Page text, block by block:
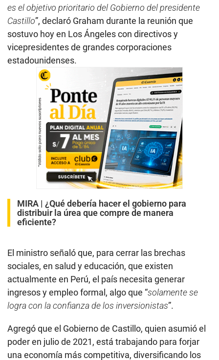
es el objetivo prioritario del Gobierno del presidente
Castillo”, declaró Graham durante la reunión que
sostuvo hoy en Los Ángeles con directivos y
vicepresidentes de grandes corporaciones
estadounidenses.
MIRA | ¿Qué debería hacer el gobierno para
distribuir la úrea que compre de manera
eficiente?
El ministro señaló que, para cerrar las brechas
sociales, en salud y educación, que existen
actualmente en Perú, el país necesita generar
ingresos y empleo formal, algo que “solamente se
logra con la confianza de los inversionistas”.
Agregó que el Gobierno de Castillo, quien asumió el
poder en julio de 2021, está trabajando para forjar
una economía más competitiva, diversificando los